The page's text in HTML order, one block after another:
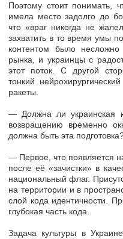
Поэтому стоит понимать,
имела место задолго до
что «враг никогда не
захватить в то время умы
контентом было
рынка, и украинцы с
этот поток. С другой
тонкий
ракеты.
— Должна ли украинская
возвращению временно
должна быть эта
— Первое, что появляется
после её «зачистки» в
национальный флаг.
на территории и в
слой кода идентичности.
глубокая часть кода.
Задача культуры в